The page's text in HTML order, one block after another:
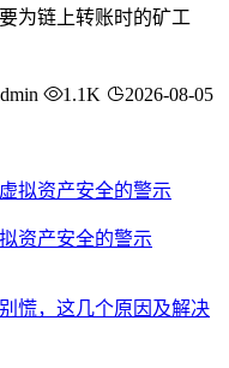
为链上转账时的矿工
1.1K 2026-08-05
资产安全的警示